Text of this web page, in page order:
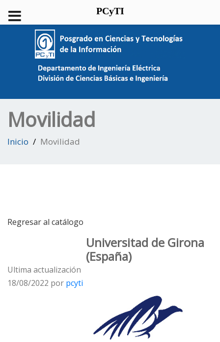
Movilidad
Inicio Movilidad
Regresar al catálogo
Universitad de Girona
(España)
Ultima actualización
18/08/2022 por pcyti
PCyTI